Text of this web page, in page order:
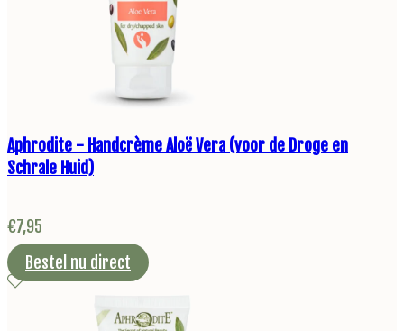
Aphrodite - Handcrème Aloë Vera (voor de Droge en
Schrale Huid)
€7,95
Bestel nu direct